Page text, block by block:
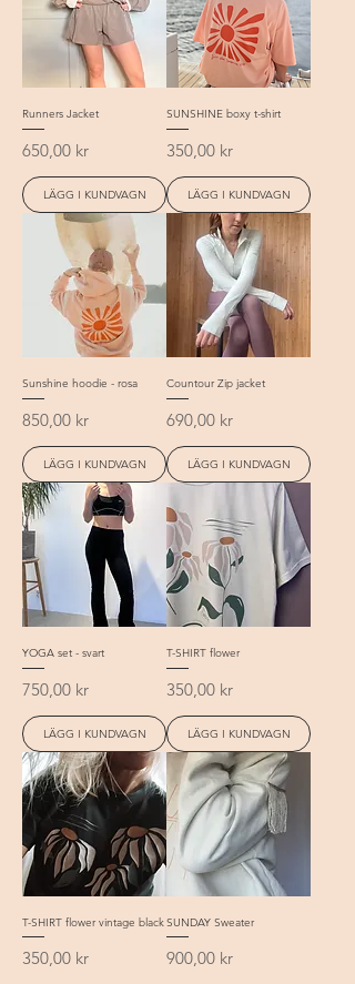
Runners Jacket
Pris
650,00 kr
LÄGG I KUNDVAGN
SUNSHINE boxy t-shirt
Pris
350,00 kr
LÄGG I KUNDVAGN
Sunshine hoodie - rosa
Pris
850,00 kr
LÄGG I KUNDVAGN
Countour Zip jacket
Pris
690,00 kr
LÄGG I KUNDVAGN
YOGA set - svart
Pris
750,00 kr
LÄGG I KUNDVAGN
T-SHIRT flower
Pris
350,00 kr
LÄGG I KUNDVAGN
T-SHIRT flower vintage black
Pris
350,00 kr
SUNDAY Sweater
Pris
900,00 kr